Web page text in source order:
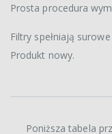
Prosta procedura
Filtry spełniają
Produkt nowy.
Poniższa tabela